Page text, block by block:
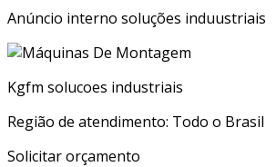
Anúncio interno soluções induustriais
Kgfm solucoes industriais
Região de atendimento: Todo o Brasil
Solicitar orçamento